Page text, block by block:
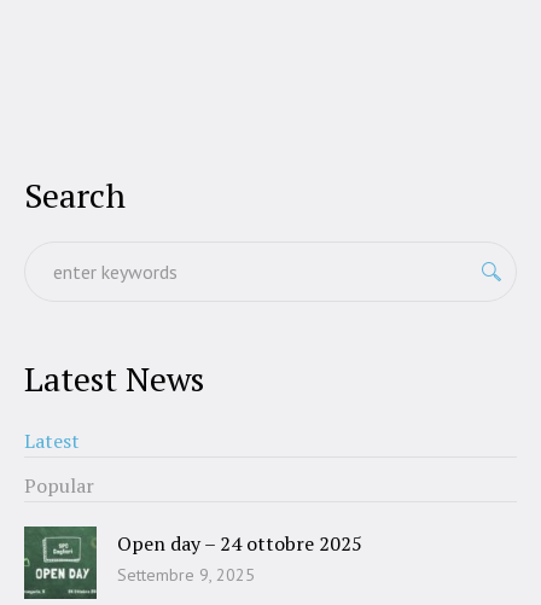
Search
Latest News
Latest
Popular
Open day – 24 ottobre 2025
Settembre 9, 2025